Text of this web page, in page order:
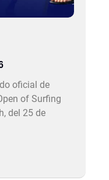
oficial de
of Surfing
del 25 de